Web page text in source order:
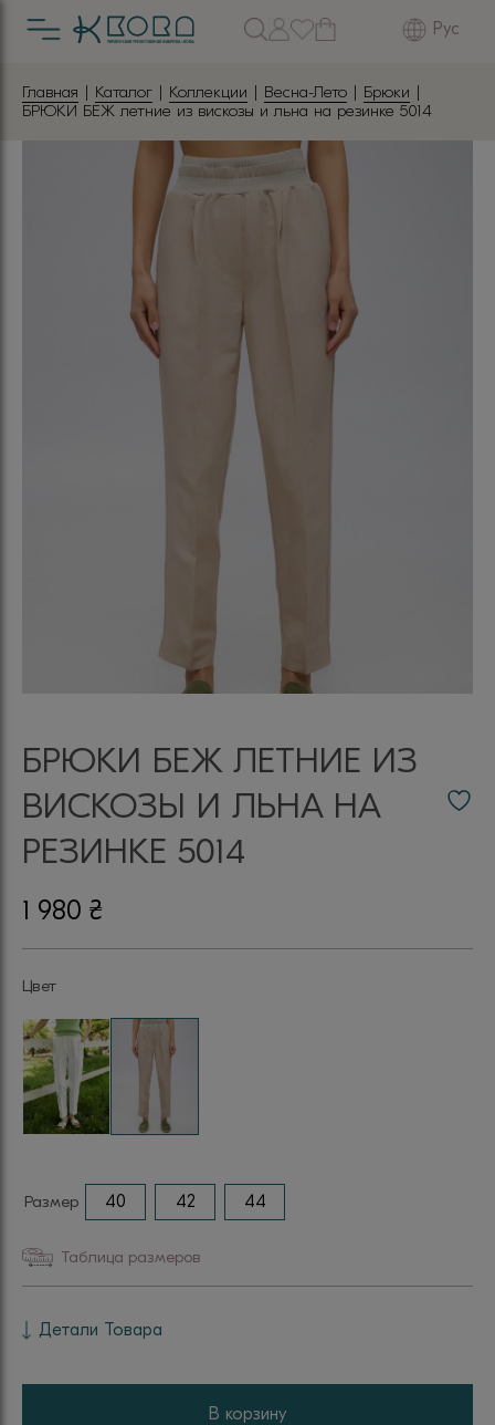
Рус
Главная | Каталог | Коллекции | Весна-Лето | Брюки |
БРЮКИ БЕЖ летние из вискозы и льна на резинке 5014
БРЮКИ БЕЖ ЛЕТНИЕ ИЗ
ВИСКОЗЫ И ЛЬНА НА
РЕЗИНКЕ 5014
1 980 ₴
Цвет
Размер 40 42 44
Таблица размеров
Детали Товара
В корзину